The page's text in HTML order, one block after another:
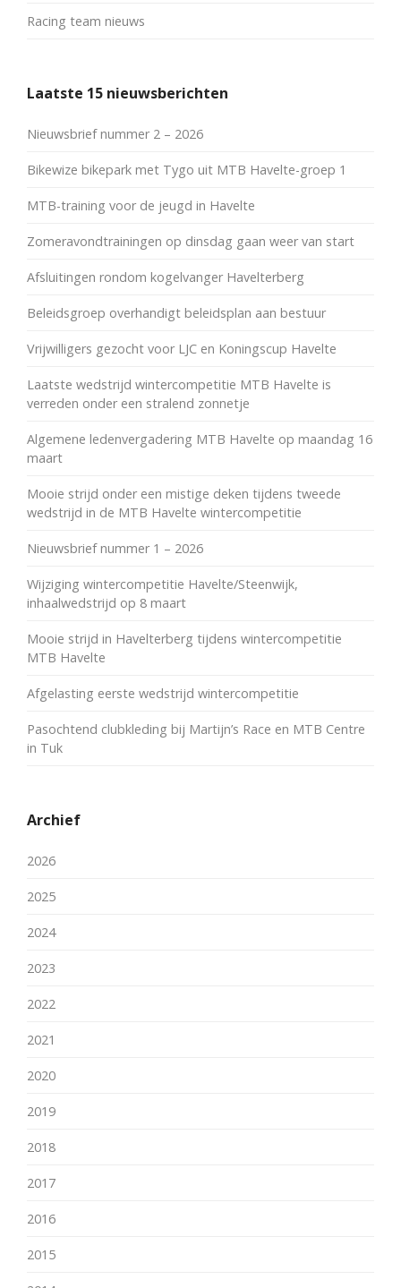
Racing team nieuws
Laatste 15 nieuwsberichten
Nieuwsbrief nummer 2 – 2026
Bikewize bikepark met Tygo uit MTB Havelte-groep 1
MTB-training voor de jeugd in Havelte
Zomeravondtrainingen op dinsdag gaan weer van start
Afsluitingen rondom kogelvanger Havelterberg
Beleidsgroep overhandigt beleidsplan aan bestuur
Vrijwilligers gezocht voor LJC en Koningscup Havelte
Laatste wedstrijd wintercompetitie MTB Havelte is
verreden onder een stralend zonnetje
Algemene ledenvergadering MTB Havelte op maandag 16
maart
Mooie strijd onder een mistige deken tijdens tweede
wedstrijd in de MTB Havelte wintercompetitie
Nieuwsbrief nummer 1 – 2026
Wijziging wintercompetitie Havelte/Steenwijk,
inhaalwedstrijd op 8 maart
Mooie strijd in Havelterberg tijdens wintercompetitie
MTB Havelte
Afgelasting eerste wedstrijd wintercompetitie
Pasochtend clubkleding bij Martijn’s Race en MTB Centre
in Tuk
Archief
2026
2025
2024
2023
2022
2021
2020
2019
2018
2017
2016
2015